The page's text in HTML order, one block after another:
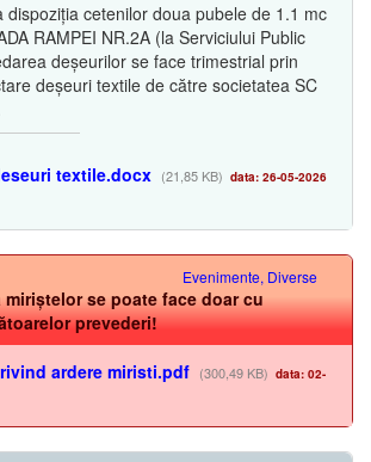
dispoziția cetenilor doua pubele de 1.1 mc
RAMPEI NR.2A (la Serviciului Public
deșeurilor se face trimestrial prin
deșeuri textile de către societatea SC
textile.docx (21,85 KB) data: 26-05-2026
Evenimente, Diverse
miriștelor se poate face doar cu
prevederi!
ardere miristi.pdf (300,49 KB) data: 02-